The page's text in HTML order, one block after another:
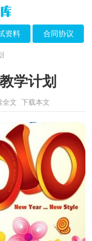
资料 合同协议
学计划
全文 下载本文